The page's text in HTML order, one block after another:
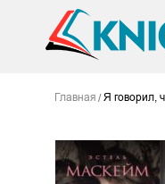
Главная Я говорил,